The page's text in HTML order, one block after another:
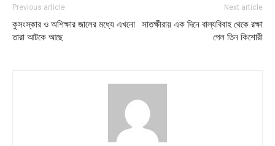
Previous article
কুসংস্কার ও অশিক্ষার জালের মধ্যে এখনো
তারা আটকে আছে
Next article
সাতক্ষীরায় এক দিনে বাল্যবিবাহ থেকে রক্ষা
পেল তিন কিশোরী